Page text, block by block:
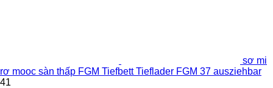
sơ mi
rơ mooc sàn thấp FGM Tiefbett Tieflader FGM 37 ausziehbar
41